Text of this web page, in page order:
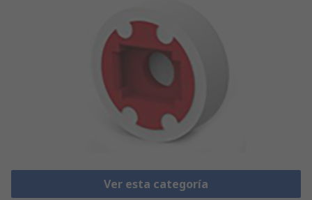
Ver esta categoría